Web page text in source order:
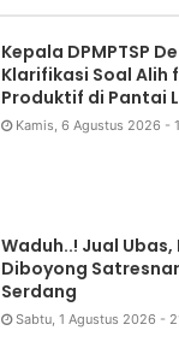
Kepala DPMPTSP
Klarifikasi Soal Alih
Produktif di Pantai
Kamis, 6 Agustus 2026 -
Waduh..! Jual Ubas,
Diboyong
Serdang
Sabtu, 1 Agustus 2026 -